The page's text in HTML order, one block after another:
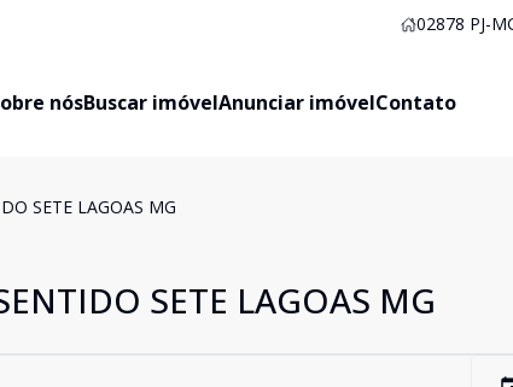
02878 PJ-
nósBuscar imóvelAnunciar imóvelContato
SETE LAGOAS MG
SETE LAGOAS MG